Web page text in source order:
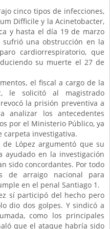
cinco tipos de infecciones,
Difficile y la Acinetobacter,
y hasta el día 19 de marzo
sufrió una obstrucción en la
cardiorrespiratorio, que
su muerte el 27 de
el fiscal a cargo de la
le solicitó al magistrado
la prisión preventiva a
analizar los antecedentes
por el Ministerio Público, ya
carpeta investigativa.
López argumentó que su
ayudado en la investigación
sido concordantes. Por todo
de arraigo nacional para
en el penal Santiago 1.
sí participó del hecho pero
dio dos golpes. Y sindicó a
como los principales
que el ataque habría sido